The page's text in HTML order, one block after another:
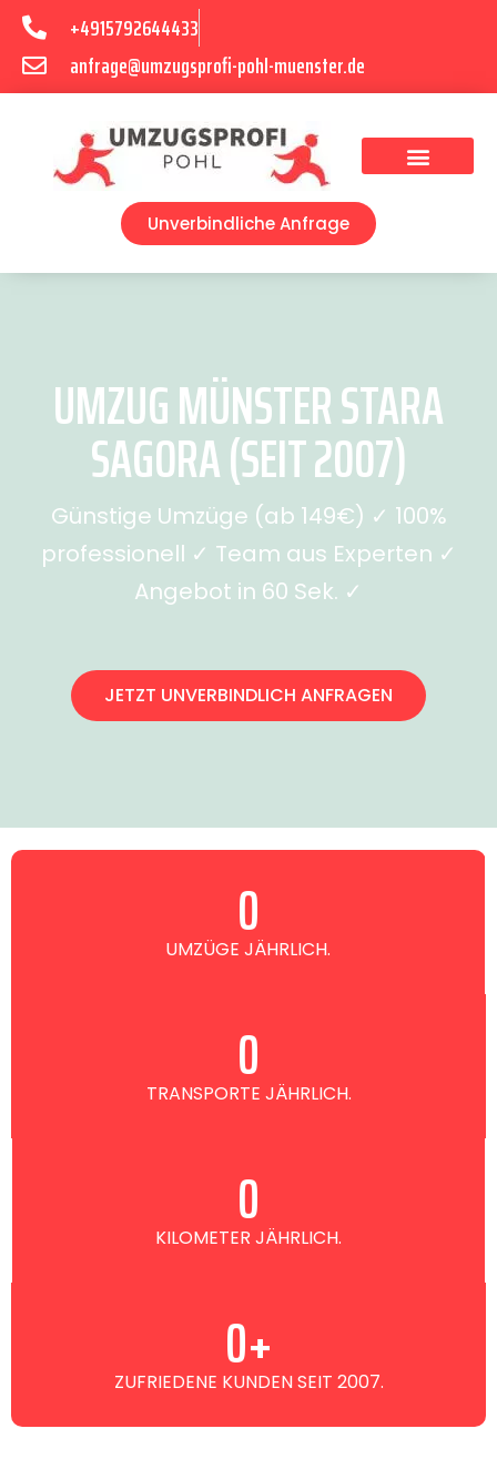
+4915792644433
anfrage@umzugsprofi-pohl-muenster.de
Unverbindliche Anfrage
UMZUG MÜNSTER STARA
SAGORA (SEIT 2007)
Günstige Umzüge (ab 149€) ✓ 100%
professionell ✓ Team aus Experten ✓
Angebot in 60 Sek. ✓
JETZT UNVERBINDLICH ANFRAGEN
UMZÜGE JÄHRLICH.
0
TRANSPORTE JÄHRLICH.
0
KILOMETER JÄHRLICH.
0
ZUFRIEDENE KUNDEN SEIT 2007.
0+